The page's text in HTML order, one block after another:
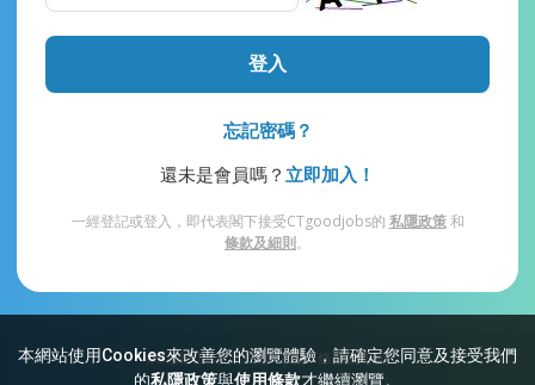
本網站使用Cookies來改善您的瀏覽體驗，請確定您同意及接受我們
的私隱政策與使用條款才繼續瀏覽。
登入
忘記密碼？
還未是會員嗎？ 立即加入！
一經登記或登入，即代表閣下接受CTgoodjobs的 私隱政策和
條款及細則。
網站索引 常見問題 私隱 條款及細則